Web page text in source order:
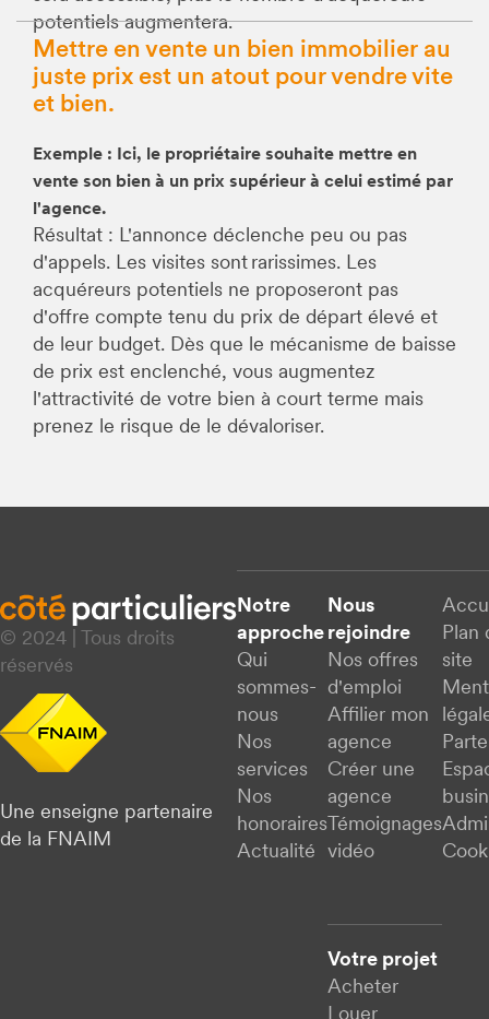
potentiels augmentera.
Mettre en vente un bien immobilier au
juste prix est un atout pour vendre vite
et bien.
Exemple : Ici, le propriétaire souhaite mettre en
vente son bien à un prix supérieur à celui estimé par
l'agence.
Résultat : L'annonce déclenche peu ou pas
d'appels. Les visites sont rarissimes. Les
acquéreurs potentiels ne proposeront pas
d'offre compte tenu du prix de départ élevé et
de leur budget. Dès que le mécanisme de baisse
de prix est enclenché, vous augmentez
l'attractivité de votre bien à court terme mais
prenez le risque de le dévaloriser.
© 2024 | Tous droits
réservés
Une enseigne partenaire
de la FNAIM
Notre
approche
Qui
sommes-
nous
Nos
services
Nos
honoraires
Actualité
Nous
rejoindre
Nos offres
d'emploi
Affilier mon
agence
Créer une
agence
Témoignages
vidéo
Votre projet
Acheter
Plan
site